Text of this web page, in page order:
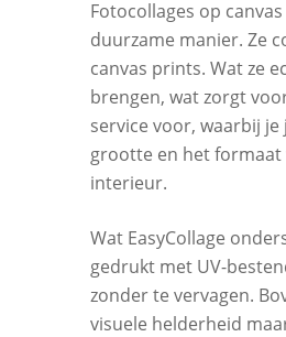
Fotocollages op
duurzame manier. Ze
canvas prints. Wat ze
brengen, wat zorgt
service voor, waarbij
grootte en het formaat
interieur.
Wat EasyCollage
gedrukt met UV-
zonder te vervagen.
visuele helderheid